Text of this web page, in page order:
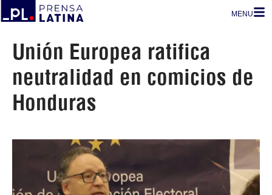
MENU
Unión Europea ratifica
neutralidad en comicios de
Honduras